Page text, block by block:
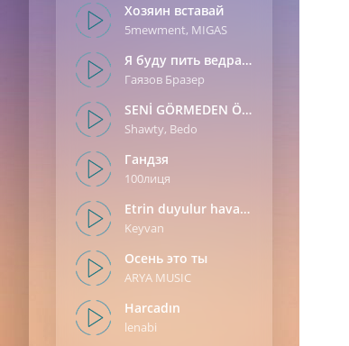
Хозяин вставай
5mewment, MIGAS
Я буду пить ведрами
Гаязов Бразер
SENİ GÖRMEDEN ÖNCE
Shawty, Bedo
Гандзя
100лиця
Etrin duyulur havada
Keyvan
Oсень это ты
ARYA MUSIC
Harcadın
lenabi